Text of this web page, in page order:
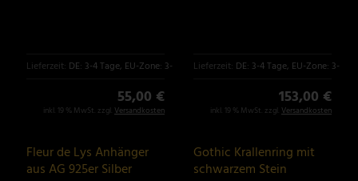
Lieferzeit: DE: 3-4 Tage, EU-Zone: 3-6 Tage
55,00 €
inkl. 19 % MwSt. zzgl. Versandkosten
Lieferzeit: DE: 3-4 Tage, EU-Zone: 3-6
153,00 €
inkl. 19 % MwSt. zzgl. Versandkosten
Fleur de Lys Anhänger
aus AG 925er Silber
Gothic Krallenring mit
schwarzem Stein